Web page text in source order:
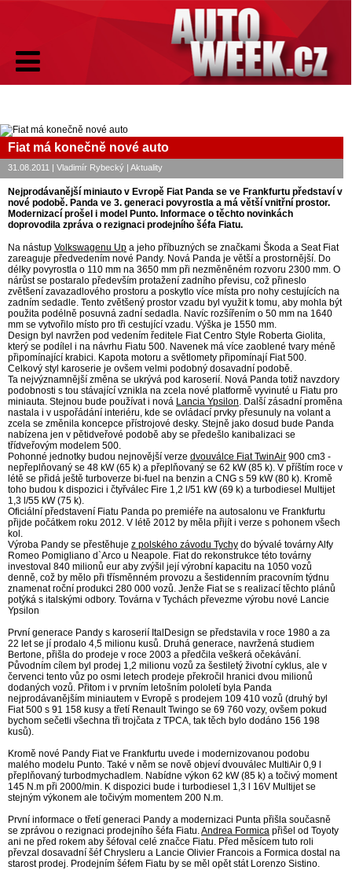
Fiat má konečně nové auto
31.08.2011 | Vladimír Rybecký | Aktuality
Nejprodávanější miniauto v Evropě Fiat Panda se ve Frankfurtu představí v
nové podobě. Panda ve 3. generaci povyrostla a má větší vnitřní prostor.
Modernizací prošel i model Punto. Informace o těchto novinkách
doprovodila zpráva o rezignaci prodejního šéfa Fiatu.
Na nástup Volkswagenu Up a jeho příbuzných se značkami Škoda a Seat Fiat
zareaguje předvedením nové Pandy. Nová Panda je větší a prostornější. Do
délky povyrostla o 110 mm na 3650 mm při nezměněném rozvoru 2300 mm. O
nárůst se postaralo především protažení zadního převisu, což přineslo
zvětšení zavazadlového prostoru a poskytlo více místa pro nohy cestujících na
zadním sedadle. Tento zvětšený prostor vzadu byl využit k tomu, aby mohla být
použita podélně posuvná zadní sedadla. Navíc rozšířením o 50 mm na 1640
mm se vytvořilo místo pro tři cestující vzadu. Výška je 1550 mm.
Design byl navržen pod vedením ředitele Fiat Centro Style Roberta Giolita,
který se podílel i na návrhu Fiatu 500. Navenek má více zaoblené tvary méně
připomínající krabici. Kapota motoru a světlomety připomínají Fiat 500.
Celkový styl karoserie je ovšem velmi podobný dosavadní podobě.
Ta nejvýznamnější změna se ukrývá pod karoserií. Nová Panda totiž navzdory
podobnosti s tou stávající vznikla na zcela nové platformě vyvinuté u Fiatu pro
miniauta. Stejnou bude používat i nová Lancia Ypsilon. Další zásadní proměna
nastala i v uspořádání interiéru, kde se ovládací prvky přesunuly na volant a
zcela se změnila koncepce přístrojové desky. Stejně jako dosud bude Panda
nabízena jen v pětidveřové podobě aby se předešlo kanibalizaci se
třídveřovým modelem 500.
Pohonné jednotky budou nejnovější verze dvouválce Fiat TwinAir 900 cm3 -
nepřeplňovaný se 48 kW (65 k) a přeplňovaný se 62 kW (85 k). V příštím roce v
létě se přidá ještě turboverze bi-fuel na benzin a CNG s 59 kW (80 k). Kromě
toho budou k dispozici i čtyřválec Fire 1,2 l/51 kW (69 k) a turbodiesel Multijet
1,3 l/55 kW (75 k).
Oficiální představení Fiatu Panda po premiéře na autosalonu ve Frankfurtu
přijde počátkem roku 2012. V létě 2012 by měla přijít i verze s pohonem všech
kol.
Výroba Pandy se přestěhuje z polského závodu Tychy do bývalé továrny Alfy
Romeo Pomigliano d`Arco u Neapole. Fiat do rekonstrukce této továrny
investoval 840 milionů eur aby zvýšil její výrobní kapacitu na 1050 vozů
denně, což by mělo při třísměnném provozu a šestidenním pracovním týdnu
znamenat roční produkci 280 000 vozů. Jenže Fiat se s realizací těchto plánů
potýká s italskými odbory. Továrna v Tychách převezme výrobu nové Lancie
Ypsilon
První generace Pandy s karoserií ItalDesign se představila v roce 1980 a za
22 let se jí prodalo 4,5 milionu kusů. Druhá generace, navržená studiem
Bertone, přišla do prodeje v roce 2003 a předčila veškerá očekávání.
Původním cílem byl prodej 1,2 milionu vozů za šestiletý životní cyklus, ale v
červenci tento vůz po osmi letech prodeje překročil hranici dvou milionů
dodaných vozů. Přitom i v prvním letošním pololetí byla Panda
nejprodávanějším miniautem v Evropě s prodejem 109 410 vozů (druhý byl
Fiat 500 s 91 158 kusy a třetí Renault Twingo se 69 760 vozy, ovšem pokud
bychom sečetli všechna tři trojčata z TPCA, tak těch bylo dodáno 156 198
kusů).
Kromě nové Pandy Fiat ve Frankfurtu uvede i modernizovanou podobu
malého modelu Punto. Také v něm se nově objeví dvouválec MultiAir 0,9 l
přeplňovaný turbodmychadlem. Nabídne výkon 62 kW (85 k) a točivý moment
145 N.m při 2000/min. K dispozici bude i turbodiesel 1,3 l 16V Multijet se
stejným výkonem ale točivým momentem 200 N.m.
První informace o třetí generaci Pandy a modernizaci Punta přišla současně
se zprávou o rezignaci prodejního šéfa Fiatu.Andrea Formica přišel od Toyoty
ani ne před rokem aby šéfoval celé značce Fiatu. Před měsícem tuto roli
převzal dosavadní šéf Chrysleru a Lancie Olivier Francois a Formica dostal na
starost prodej. Prodejním šéfem Fiatu by se měl opět stát Lorenzo Sistino.